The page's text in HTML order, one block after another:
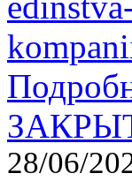
28/06/